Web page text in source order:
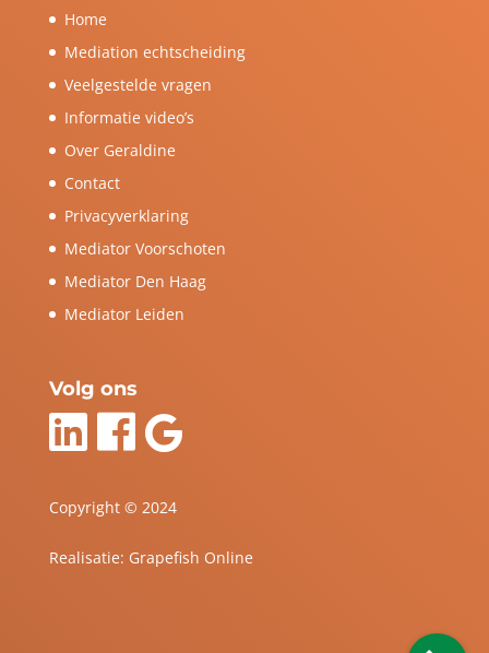
Home
Mediation echtscheiding
Veelgestelde vragen
Informatie video’s
Over Geraldine
Contact
Privacyverklaring
Mediator Voorschoten
Mediator Den Haag
Mediator Leiden
Volg ons
Copyright © 2024
Realisatie: Grapefish Online